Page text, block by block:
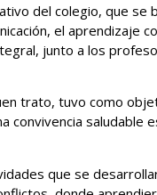
del colegio, que se
el aprendizaje
junto a los
trato, tuvo como
convivencia saludable
que se